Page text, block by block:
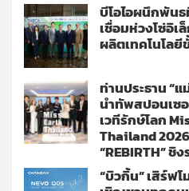
บีโอไอผนึกพันธ
เชื่อมห่วงโซ่อิ
ผลิตเทคโนโล
ท่านประธาน “
นำทัพสปอนเซ
เวทีรักษ์โลก
Thailand
“REBIRTH” ชิ
“บิวกิ้น” เสิร์ฟ